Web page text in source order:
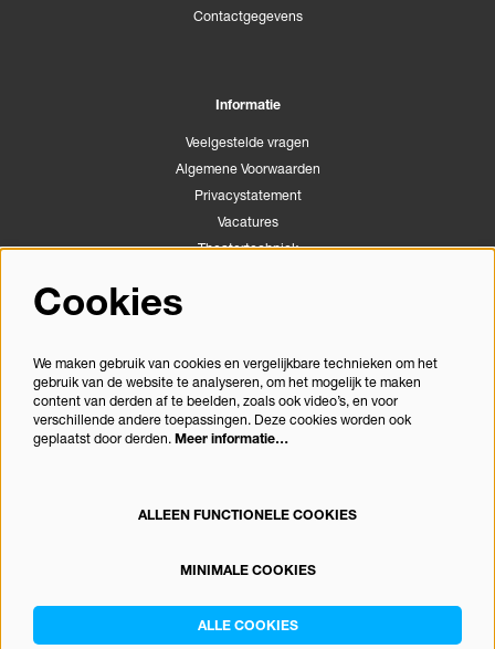
Contactgegevens
Informatie
Veelgestelde vragen
Algemene Voorwaarden
Privacystatement
Vacatures
Theatertechniek
Congrescentrum Orpheus
Volg ons
Meld je aan voor de nieuwsbrief
© Theater Orpheus
Powered byCultureSuite
Cookies
We maken gebruik van cookies en vergelijkbare technieken om het
gebruik van de website te analyseren, om het mogelijk te maken
content van derden af te beelden, zoals ook video’s, en voor
verschillende andere toepassingen. Deze cookies worden ook
geplaatst door derden. Meer informatie…
ALLEEN FUNCTIONELE COOKIES
MINIMALE COOKIES
ALLE COOKIES